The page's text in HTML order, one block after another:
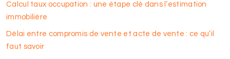
Calcul taux occupation : une étape clé dans l’estimation
immobilière
Délai entre compromis de vente et acte de vente : ce qu’il
faut savoir